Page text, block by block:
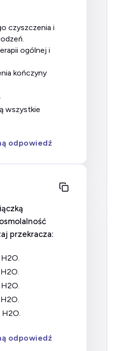
odpowiedź
przekracza:
H2O.
H2O.
H2O.
odpowiedź